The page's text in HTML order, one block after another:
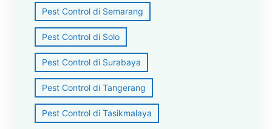
Pest Control di Semarang
Pest Control di Solo
Pest Control di Surabaya
Pest Control di Tangerang
Pest Control di Tasikmalaya